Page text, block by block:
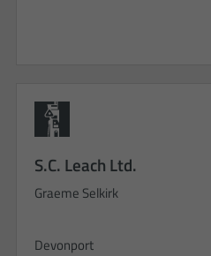
S.C. Leach Ltd.
Graeme Selkirk
Devonport